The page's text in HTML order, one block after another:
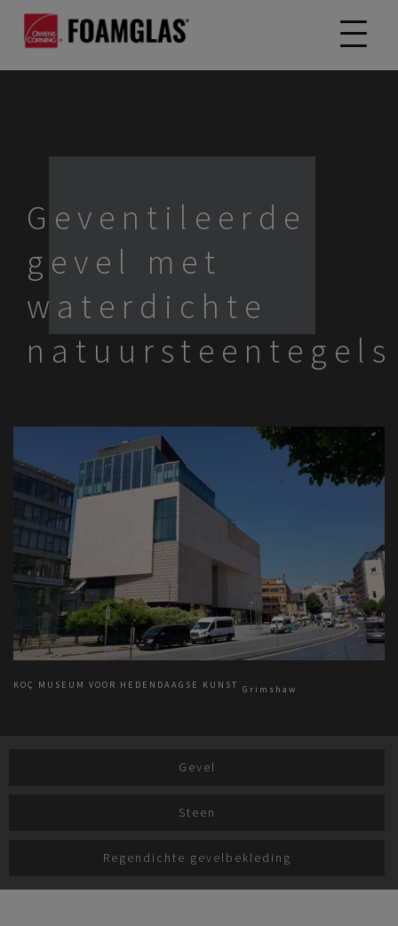
Geventileerde
gevel met
waterdichte
natuursteentegels
KOÇ MUSEUM VOOR HEDENDAAGSE KUNST Grimshaw
Gevel
Steen
Regendichte gevelbekleding